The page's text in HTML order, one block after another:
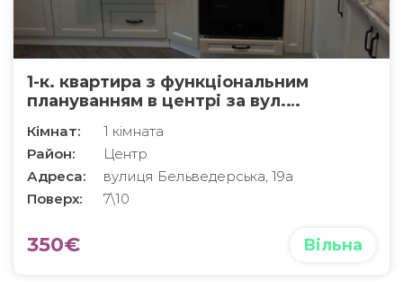
1-к. квартира з функціональним
плануванням в центрі за вул.
Кімнат:
1 кімната
Район:
Центр
Адреса:
вулиця Бельведерська, 19а
Поверх:
7\10
350€ Вільна